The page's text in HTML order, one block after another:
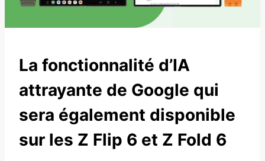
La fonctionnalité d’IA
attrayante de Google qui
sera également disponible
sur les Z Flip 6 et Z Fold 6